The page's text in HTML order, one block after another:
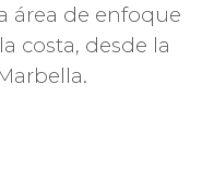
área de enfoque
costa, desde la